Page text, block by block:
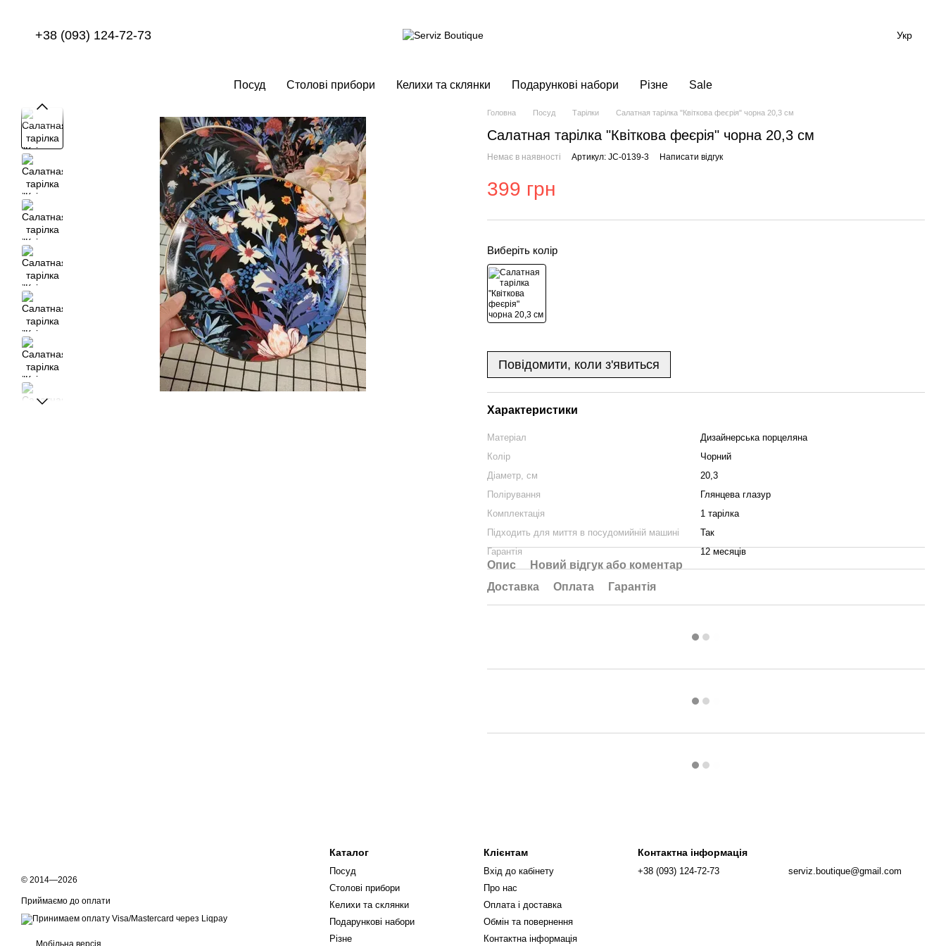
+38 (093) 124-72-73 Укр
Посуд Столові прибори Келихи та склянки Подарункові набори Різне Sale
Головна Посуд Тарілки Салатная тарілка "Квіткова феєрія" чорна 20,3 см
Салатная тарілка "Квіткова феєрія" чорна 20,3 см
Немає в наявності Артикул: JC-0139-3 Написати відгук
399 грн
Виберіть колір
Повідомити, коли з'явиться
Характеристики
Матеріал
Дизайнерська порцеляна
Колір
Чорний
Діаметр, см
20,3
Полірування
Глянцева глазур
Комплектація
1 тарілка
Підходить для миття в посудомийній машині
Так
Гарантія
12 месяців
Опис
Новий відгук або коментар
Доставка
Оплата Гарантія
© 2014—2026
Приймаємо до оплати
Мобільна версія
Каталог
Посуд
Столові прибори
Келихи та склянки
Подарункові набори
Різне
Клієнтам
Вхід до кабінету
Про нас
Оплата і доставка
Обмін та повернення
Контактна інформація
Контактна інформація
+38 (093) 124-72-73 serviz.boutique@gmail.com